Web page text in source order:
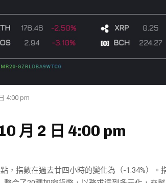
4:00 pm
月 2 日 4:00 pm
，指數在過去廿四小時的變化為（-1.34%）。